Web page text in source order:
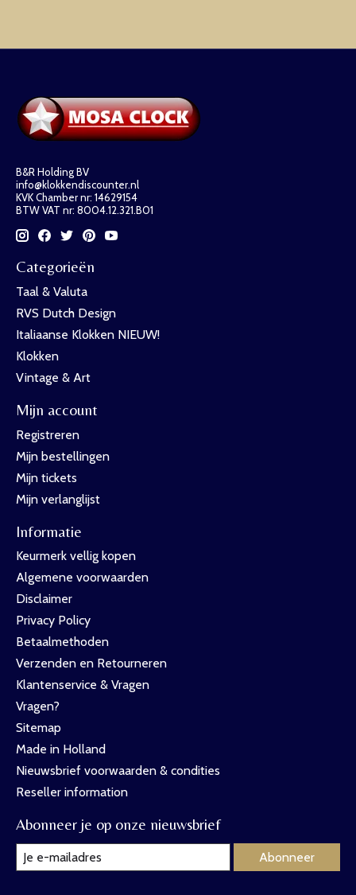
B&R Holding BV
info@klokkendiscounter.nl
KVK Chamber nr: 14629154
BTW VAT nr: 8004.12.321.B01
Categorieën
Taal & Valuta
RVS Dutch Design
Italiaanse Klokken NIEUW!
Klokken
Vintage & Art
Mijn account
Registreren
Mijn bestellingen
Mijn tickets
Mijn verlanglijst
Informatie
Keurmerk vellig kopen
Algemene voorwaarden
Disclaimer
Privacy Policy
Betaalmethoden
Verzenden en Retourneren
Klantenservice & Vragen
Vragen?
Sitemap
Made in Holland
Nieuwsbrief voorwaarden & condities
Reseller information
Abonneer je op onze nieuwsbrief
Abonneer